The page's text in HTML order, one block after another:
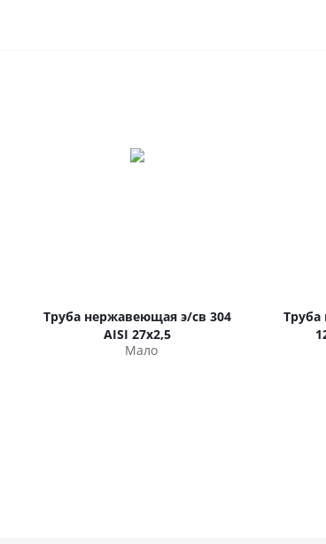
Труба нержавеющая э/св 304
AISI 27х2,5
Мало